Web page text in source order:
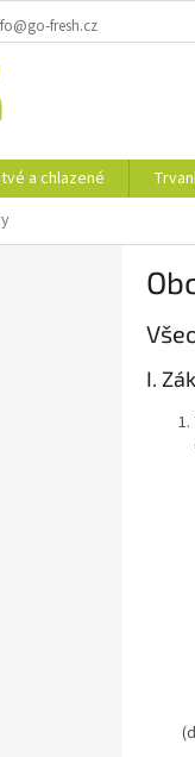
fresh.cz
a chlazené
I.